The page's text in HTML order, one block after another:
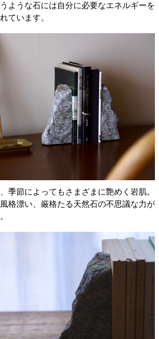
ような石には自分に必要なエネルギーを
ています。
季節によってもさまざまに艶めく岩肌。
格漂い、厳格たる天然石の不思議な力が